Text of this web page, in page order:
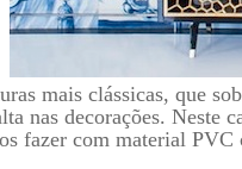
mais clássicas, que
nas decorações. Neste
fazer com material